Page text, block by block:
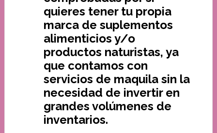
quieres tener tu propia
marca de suplementos
alimenticios y/o
productos naturistas, ya
que contamos con
servicios de maquila sin la
necesidad de invertir en
grandes volúmenes de
inventarios.